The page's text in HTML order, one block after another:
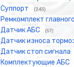
Суппорт (243)
Ремкомплект
Датчик АБС (57)
Датчик износа
Датчик стоп сигнала
Комплектующие АБС